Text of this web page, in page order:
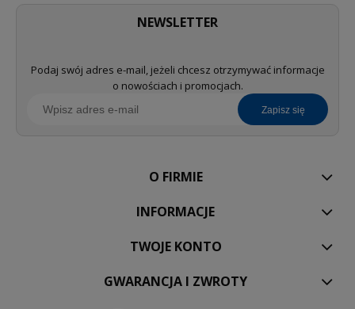
NEWSLETTER
Podaj swój adres e-mail, jeżeli chcesz otrzymywać informacje
o nowościach i promocjach.
zapisz się
O FIRMIE
INFORMACJE
TWOJE KONTO
GWARANCJA I ZWROTY